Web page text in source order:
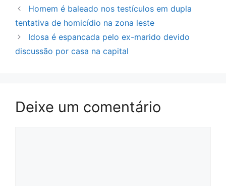
Homem é baleado nos testículos em dupla
tentativa de homicídio na zona leste
Idosa é espancada pelo ex-marido devido
discussão por casa na capital
Deixe um comentário